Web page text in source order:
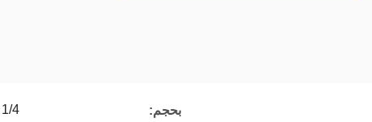
بحجم: 1/4 "-1/2"